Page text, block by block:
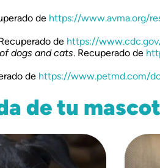
de https://www.avma.org/
de https://
dogs and cats. Recuperado de
de https://www.petmd.com/
de tu